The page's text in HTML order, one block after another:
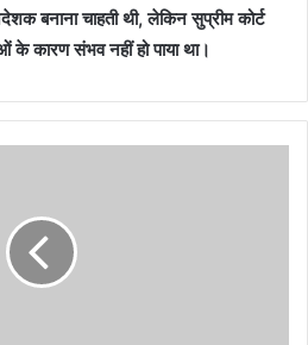
बनाना चाहती थी, लेकिन सुप्रीम कोर्ट
कारण संभव नहीं हो पाया था।